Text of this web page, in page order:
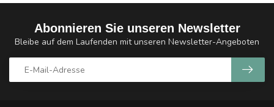
Abonnieren Sie unseren Newsletter
Bleibe auf dem Laufenden mit unseren Newsletter-Angeboten